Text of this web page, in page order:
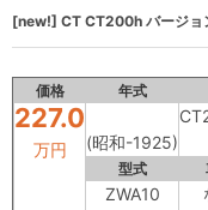
[new!] CT CT200h バージョ
価格 年式
227.0
万円 (昭和-1925)
型式
ZWA10